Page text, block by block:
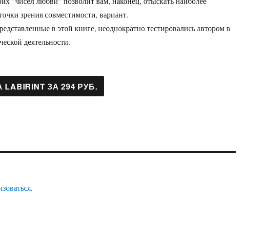
зрения совместимости, вариант.
в этой книге, неоднократно тестировались автором в
деятельности.
.